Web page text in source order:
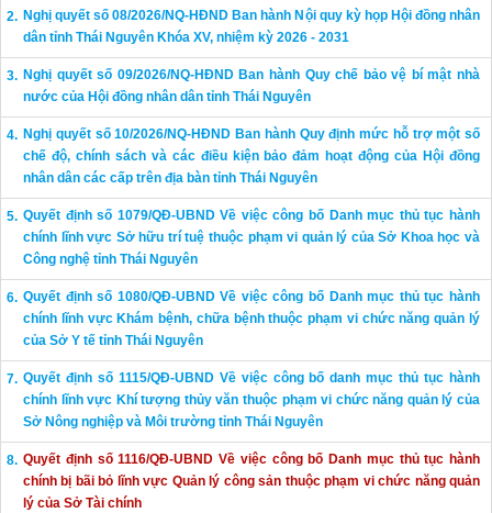
Nghị quyết số 08/2026/NQ-HĐND Ban hành Nội quy kỳ họp Hội đồng nhân
dân tỉnh Thái Nguyên Khóa XV, nhiệm kỳ 2026 - 2031
Nghị quyết số 09/2026/NQ-HĐND Ban hành Quy chế bảo vệ bí mật nhà
nước của Hội đồng nhân dân tỉnh Thái Nguyên
Nghị quyết số 10/2026/NQ-HĐND Ban hành Quy định mức hỗ trợ một số
chế độ, chính sách và các điều kiện bảo đảm hoạt động của Hội đồng
nhân dân các cấp trên địa bàn tỉnh Thái Nguyên
Quyết định số 1079/QĐ-UBND Về việc công bố Danh mục thủ tục hành
chính lĩnh vực Sở hữu trí tuệ thuộc phạm vi quản lý của Sở Khoa học và
Công nghệ tỉnh Thái Nguyên
Quyết định số 1080/QĐ-UBND Về việc công bố Danh mục thủ tục hành
chính lĩnh vực Khám bệnh, chữa bệnh thuộc phạm vi chức năng quản lý
của Sở Y tế tỉnh Thái Nguyên
Quyết định số 1115/QĐ-UBND Về việc công bố danh mục thủ tục hành
chính lĩnh vực Khí tượng thủy văn thuộc phạm vi chức năng quản lý của
Sở Nông nghiệp và Môi trường tỉnh Thái Nguyên
Quyết định số 1116/QĐ-UBND Về việc công bố Danh mục thủ tục hành
chính bị bãi bỏ lĩnh vực Quản lý công sản thuộc phạm vi chức năng quản
lý của Sở Tài chính